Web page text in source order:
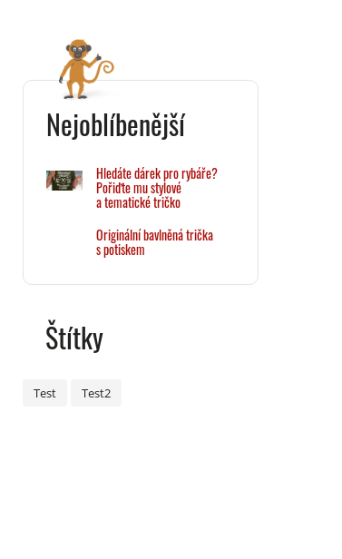
Nejoblíbenější
Hledáte dárek pro rybáře?
Pořiďte mu stylové
a tematické tričko
Originální bavlněná trička
s potiskem
Štítky
Test Test2